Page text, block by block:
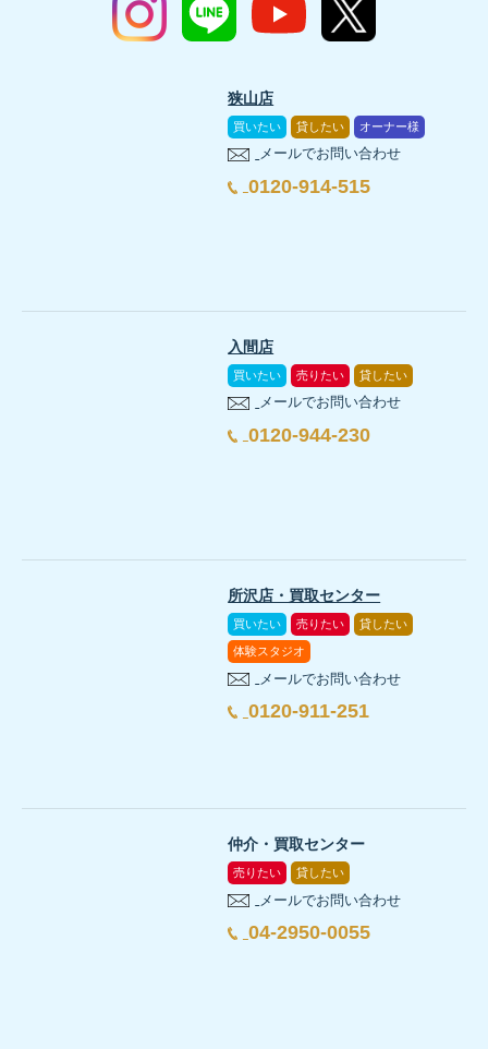
狭山店
買いたい 貸したい オーナー様
メールでお問い合わせ
0120-914-515
入間店
買いたい 売りたい 貸したい
メールでお問い合わせ
0120-944-230
所沢店・買取センター
買いたい 売りたい 貸したい
体験スタジオ
メールでお問い合わせ
0120-911-251
仲介・買取センター
売りたい 貸したい
メールでお問い合わせ
04-2950-0055